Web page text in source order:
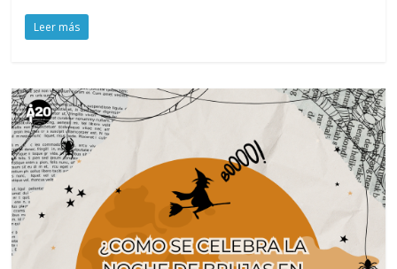
Leer más